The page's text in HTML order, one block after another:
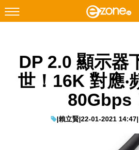
Facebook Instagram
科技焦點
DP 2.0 顯示器
世！16K 對應‧
80Gbps
|賴立賢|22-01-2021 14:47|